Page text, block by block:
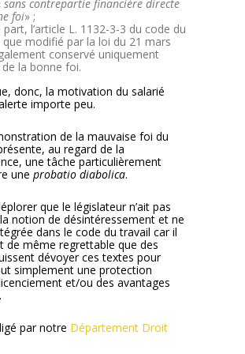
sans contrepartie financière directe
foi» ;
part, l’article L. 1132-3-3 du code du
modifié par la loi du 21 mars
conservé uniquement
de la bonne foi.
donc, la motivation du salarié
importe peu.
de la mauvaise foi du
au regard de la
une tâche particulièrement
une probatio diabolica.
que le législateur n’ait pas
notion de désintéressement et ne
dans le code du travail car il
de même regrettable que des
dévoyer ces textes pour
simplement une protection
et/ou des avantages
par notre Département Droit